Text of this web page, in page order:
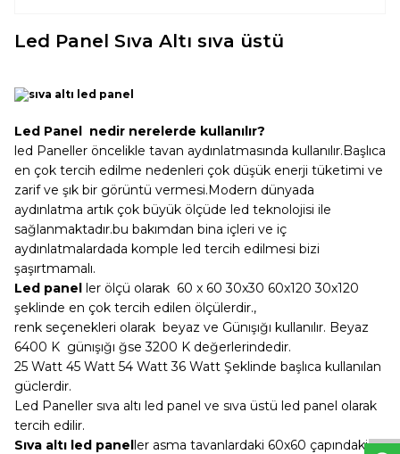
WhtsappDeseHatt
Led Panel Sıva Altı sıva üstü
Led Panel nedir nerelerde kullanılır?
led Paneller öncelikle tavan aydınlatmasında kullanılır.Başlıca
en çok tercih edilme nedenleri çok düşük enerji tüketimi ve
zarif ve şık bir görüntü vermesi.Modern dünyada
aydınlatma artık çok büyük ölçüde led teknolojisi ile
sağlanmaktadır.bu bakımdan bina içleri ve iç
aydınlatmalardada komple led tercih edilmesi bizi
şaşırtmamalı.
Led panel ler ölçü olarak 60 x 60 30x30 60x120 30x120
şeklinde en çok tercih edilen ölçülerdir.,
renk seçenekleri olarak beyaz ve Günışığı kullanılır. Beyaz
6400 K günışığı ğse 3200 K değerlerindedir.
25 Watt 45 Watt 54 Watt 36 Watt Şeklinde başlıca kullanılan
güclerdir.
Led Paneller sıva altı led panel ve sıva üstü led panel olarak
tercih edilir.
Sıva altı led paneller asma tavanlardaki 60x60 çapındaki